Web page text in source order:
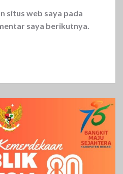
situs web saya pada
saya berikutnya.